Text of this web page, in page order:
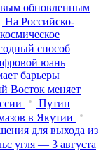
обновленным
На Российско-
способ
юань
барьеры
Восток меняет
Путин
в Якутии
для выхода из
угля — 3 августа